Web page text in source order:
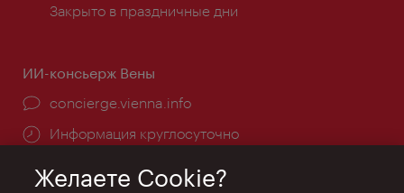
Закрыто в праздничные дни
ИИ-консьерж Вены
concierge.vienna.info
Информация круглосуточно
Желаете Cookie?